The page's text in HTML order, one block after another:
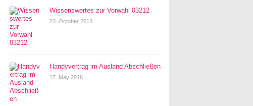
Wissenswertes zur Vorwahl 03212
23. October 2013
Handyvertrag im Ausland Abschließen
17. May 2018